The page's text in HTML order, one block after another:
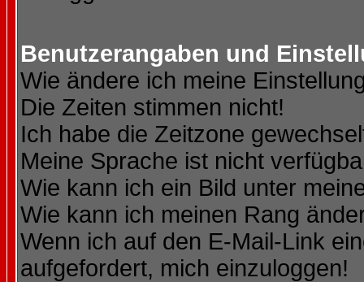
Benutzerangaben und
Wie ändere ich meine
Die Zeiten stimmen nicht!
Ich habe die Zeitzone
Meine Sprache ist nicht
Wie kann ich ein Bild unter
Wie kann ich meinen Rang
Wenn ich auf den E-Mail-Link
aufgefordert, mich einzuloggen!